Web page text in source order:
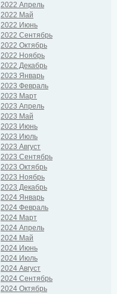
2022 Апрель
2022 Май
2022 Июнь
2022 Сентябрь
2022 Октябрь
2022 Ноябрь
2022 Декабрь
2023 Январь
2023 Февраль
2023 Март
2023 Апрель
2023 Май
2023 Июнь
2023 Июль
2023 Август
2023 Сентябрь
2023 Октябрь
2023 Ноябрь
2023 Декабрь
2024 Январь
2024 Февраль
2024 Март
2024 Апрель
2024 Май
2024 Июнь
2024 Июль
2024 Август
2024 Сентябрь
2024 Октябрь